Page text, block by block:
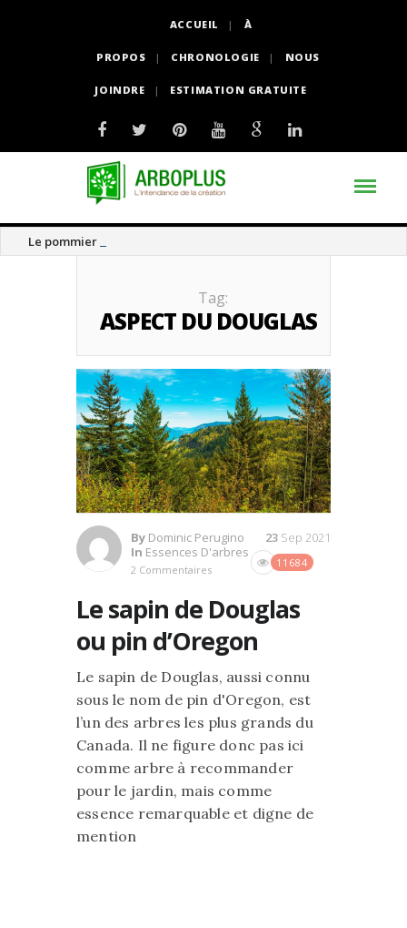
ACCUEIL À
PROPOS CHRONOLOGIE NOUS
JOINDRE ESTIMATION GRATUITE
Le pommier thé
Tag:
ASPECT DU DOUGLAS
By Dominic Perugino
In Essences D'arbres
2 Commentaires
11684
23 Sep 2021
Le sapin de Douglas
ou pin d’Oregon
Le sapin de Douglas, aussi connu
sous le nom de pin d'Oregon, est
l’un des arbres les plus grands du
Canada. Il ne figure donc pas ici
comme arbre à recommander
pour le jardin, mais comme
essence remarquable et digne de
mention